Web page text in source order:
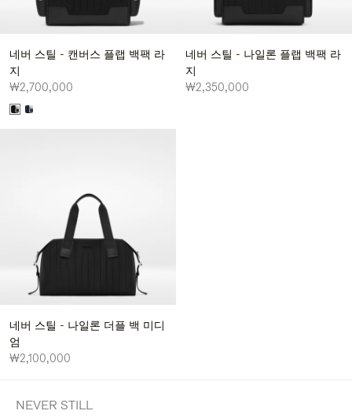
네버 스틸 - 캔버스 플랩 백팩 라
지
₩2,700,000
네버 스틸 - 나일론 플랩 백팩 라
지
₩2,350,000
네버 스틸 - 나일론 더플 백 미디
엄
₩2,100,000
NEVER STILL